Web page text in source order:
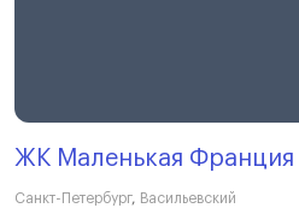
ЖК Маленькая Франция
Санкт-Петербург, Васильевский